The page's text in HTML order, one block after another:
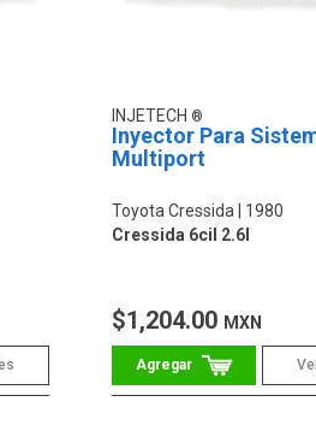
INJETECH
Inyector Para
Multiport
Toyota Cressida
1980
Cressida 6cil 2.6l
$1,204.00 MXN